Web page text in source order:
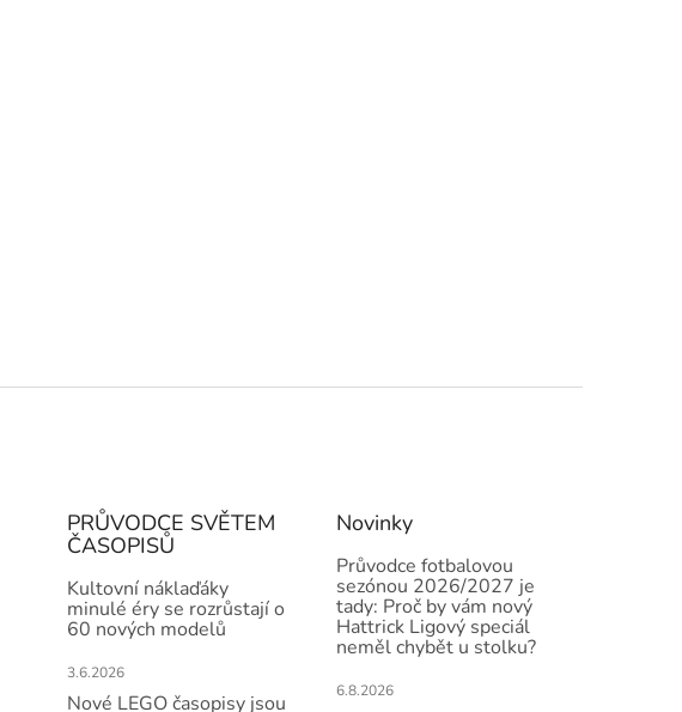
PRŮVODCE SVĚTEM
ČASOPISŮ
Kultovní náklaďáky
minulé éry se rozrůstají o
60 nových modelů
3.6.2026
Nové LEGO časopisy jsou
Novinky
Průvodce fotbalovou
sezónou 2026/2027 je
tady: Proč by vám nový
Hattrick Ligový speciál
neměl chybět u stolku?
6.8.2026